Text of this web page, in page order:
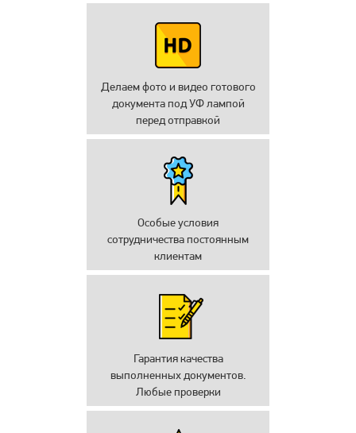
Делаем фото и видео готового
документа под УФ лампой
перед отправкой
Особые условия
сотрудничества постоянным
клиентам
Гарантия качества
выполненных документов.
Любые проверки